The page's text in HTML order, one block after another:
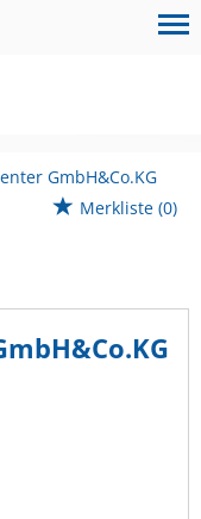
GmbH&Co.KG
Merkliste (0)